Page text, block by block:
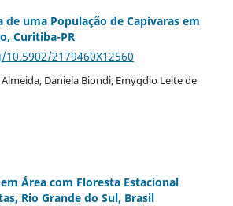
de uma População de Capivaras em
Curitiba-PR
2179460X12560
Daniela Biondi, Emygdio Leite de
Área com Floresta Estacional
Rio Grande do Sul, Brasil